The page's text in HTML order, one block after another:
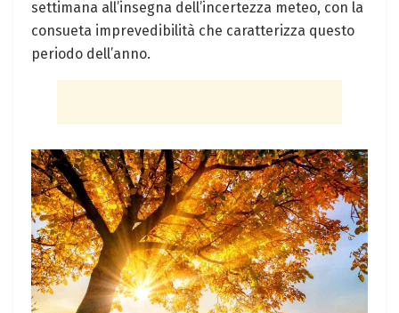
settimana all’insegna dell’incertezza meteo, con la
consueta imprevedibilità che caratterizza questo
periodo dell’anno.